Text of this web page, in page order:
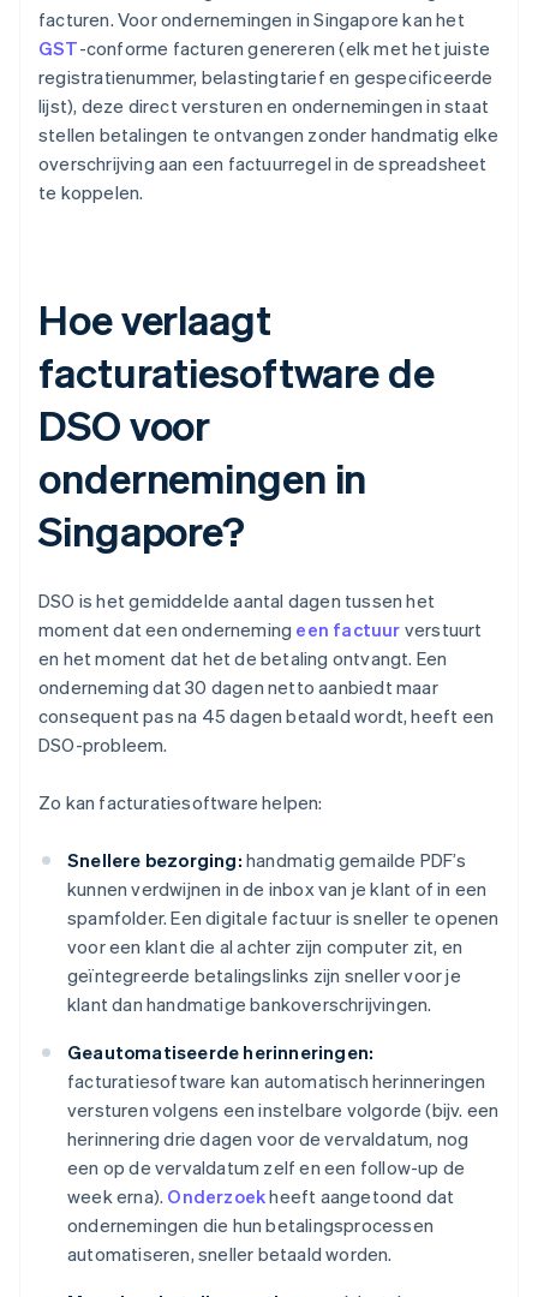
facturen. Voor ondernemingen in Singapore kan het
GST-conforme facturen genereren (elk met het juiste
registratienummer, belastingtarief en gespecificeerde
lijst), deze direct versturen en ondernemingen in staat
stellen betalingen te ontvangen zonder handmatig elke
overschrijving aan een factuurregel in de spreadsheet
te koppelen.
Hoe verlaagt
facturatiesoftware de
DSO voor
ondernemingen in
Singapore?
DSO is het gemiddelde aantal dagen tussen het
moment dat een onderneming een factuur verstuurt
en het moment dat het de betaling ontvangt. Een
onderneming dat 30 dagen netto aanbiedt maar
consequent pas na 45 dagen betaald wordt, heeft een
DSO-probleem.
Zo kan facturatiesoftware helpen:
Snellere bezorging: handmatig gemailde PDF’s
kunnen verdwijnen in de inbox van je klant of in een
spamfolder. Een digitale factuur is sneller te openen
voor een klant die al achter zijn computer zit, en
geïntegreerde betalingslinks zijn sneller voor je
klant dan handmatige bankoverschrijvingen.
Geautomatiseerde herinneringen:
facturatiesoftware kan automatisch herinneringen
versturen volgens een instelbare volgorde (bijv. een
herinnering drie dagen voor de vervaldatum, nog
een op de vervaldatum zelf en een follow-up de
week erna). Onderzoekheeft aangetoond dat
ondernemingen die hun betalingsprocessen
automatiseren, sneller betaald worden.